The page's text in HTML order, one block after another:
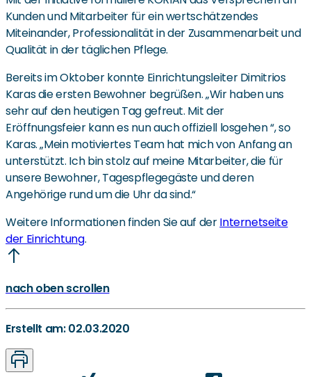
Kunden und Mitarbeiter für ein wertschätzendes
Miteinander, Professionalität in der Zusammenarbeit und
Qualität in der täglichen Pflege.
Bereits im Oktober konnte Einrichtungsleiter Dimitrios
Karas die ersten Bewohner begrüßen. „Wir haben uns
sehr auf den heutigen Tag gefreut. Mit der
Eröffnungsfeier kann es nun auch offiziell losgehen “, so
Karas. „Mein motiviertes Team hat mich von Anfang an
unterstützt. Ich bin stolz auf meine Mitarbeiter, die für
unsere Bewohner, Tagespflegegäste und deren
Angehörige rund um die Uhr da sind.“
Weitere Informationen finden Sie auf derInternetseite
der Einrichtung.
nach oben scrollen
Erstellt am: 02.03.2020